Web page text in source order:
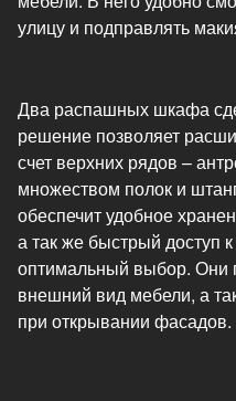
улицу и подправлять
Два распашных шкафа
решение позволяет
счет верхних рядов –
множеством полок и
обеспечит удобное
а так же быстрый доступ
оптимальный выбор. Они
внешний вид мебели, а
при открывании фасадов.